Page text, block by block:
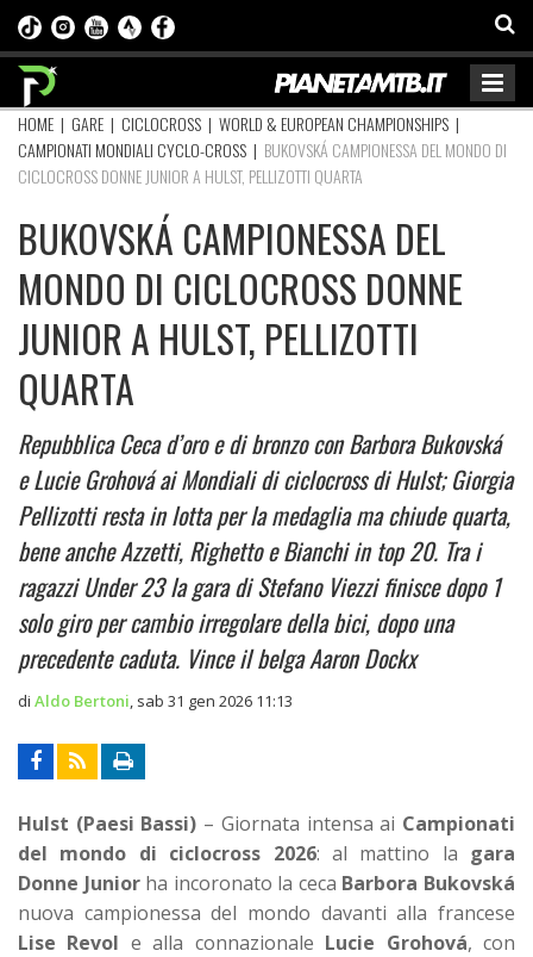
HOME | GARE | CICLOCROSS | WORLD & EUROPEAN CHAMPIONSHIPS |
CAMPIONATI MONDIALI CYCLO-CROSS | BUKOVSKÁ CAMPIONESSA DEL MONDO DI
CICLOCROSS DONNE JUNIOR A HULST, PELLIZOTTI QUARTA
BUKOVSKÁ CAMPIONESSA DEL
MONDO DI CICLOCROSS DONNE
JUNIOR A HULST, PELLIZOTTI
QUARTA
Repubblica Ceca d’oro e di bronzo con Barbora Bukovská
e Lucie Grohová ai Mondiali di ciclocross di Hulst; Giorgia
Pellizotti resta in lotta per la medaglia ma chiude quarta,
bene anche Azzetti, Righetto e Bianchi in top 20. Tra i
ragazzi Under 23 la gara di Stefano Viezzi finisce dopo 1
solo giro per cambio irregolare della bici, dopo una
precedente caduta. Vince il belga Aaron Dockx
di Aldo Bertoni sab 31 gen 2026 11:13
Hulst (Paesi Bassi) – Giornata intensa ai Campionati
del mondo di ciclocross 2026: al mattino la gara
Donne Juniorha incoronato la ceca Barbora Bukovská
nuova campionessa del mondo davanti alla francese
Lise Revol e alla connazionale Lucie Grohová, con